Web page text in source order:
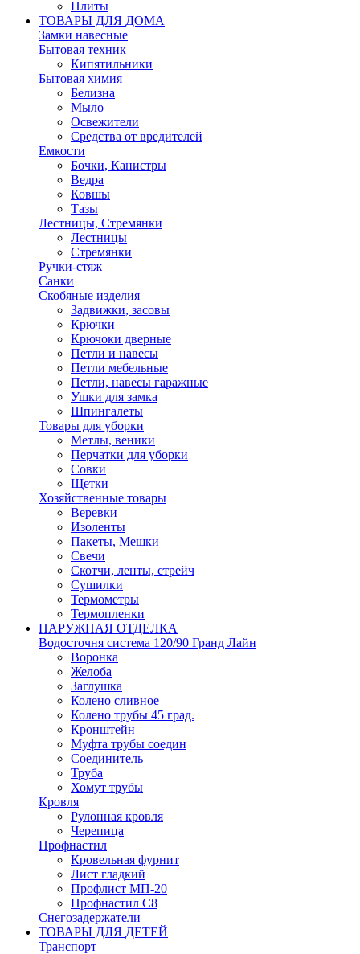
Плиты
ТОВАРЫ ДЛЯ ДОМА
Замки навесные
Бытовая техник
Кипятильники
Бытовая химия
Белизна
Мыло
Освежители
Средства от вредителей
Емкости
Бочки, Канистры
Ведра
Ковшы
Тазы
Лестницы, Стремянки
Лестницы
Стремянки
Ручки-стяж
Санки
Скобяные изделия
Задвижки, засовы
Крючки
Крючоки дверные
Петли и навесы
Петли мебельные
Петли, навесы гаражные
Ушки для замка
Шпингалеты
Товары для уборки
Метлы, веники
Перчатки для уборки
Совки
Щетки
Хозяйственные товары
Веревки
Изоленты
Пакеты, Мешки
Свечи
Скотчи, ленты, стрейч
Сушилки
Термометры
Термопленки
НАРУЖНАЯ ОТДЕЛКА
Водосточня система 120/90 Гранд Лайн
Воронка
Желоба
Заглушка
Колено сливное
Колено трубы 45 град.
Кронштейн
Муфта трубы соедин
Соединитель
Труба
Хомут трубы
Кровля
Рулонная кровля
Черепица
Профнастил
Кровельная фурнит
Лист гладкий
Профлист МП-20
Профнастил С8
Снегозадержатели
ТОВАРЫ ДЛЯ ДЕТЕЙ
Транспорт